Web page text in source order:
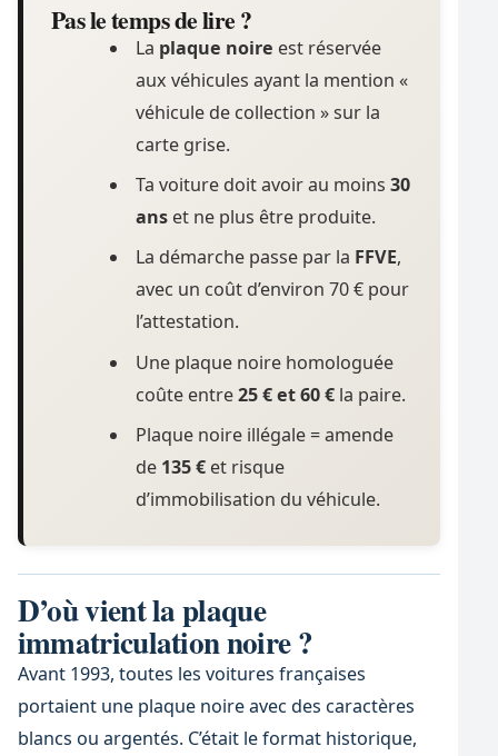
Pas le temps de lire ?
La plaque noire est réservée
aux véhicules ayant la mention «
véhicule de collection » sur la
carte grise.
Ta voiture doit avoir au moins 30
anset ne plus être produite.
La démarche passe par la FFVE,
avec un coût d’environ 70 € pour
l’attestation.
Une plaque noire homologuée
coûte entre25 € et 60 €la paire.
Plaque noire illégale = amende
de 135 €et risque
d’immobilisation du véhicule.
D’où vient la plaque
immatriculation noire ?
Avant 1993, toutes les voitures françaises
portaient une plaque noire avec des caractères
blancs ou argentés. C’était le format historique,